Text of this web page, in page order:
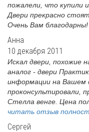
пожалели, что купили
Двери прекрасно
Очень Вам благодарны!
Анна
10 декабря 2011
Искал двери,
аналог - двери
информации на Вашем
проконсультировали,
Стелла венге. Цена
читать отзыв
Сергей